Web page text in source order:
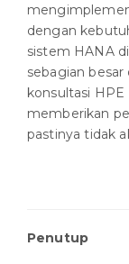
dengan
sistem HANA
sebagian
konsultasi
memberikan
pastinya tidak
Penutup